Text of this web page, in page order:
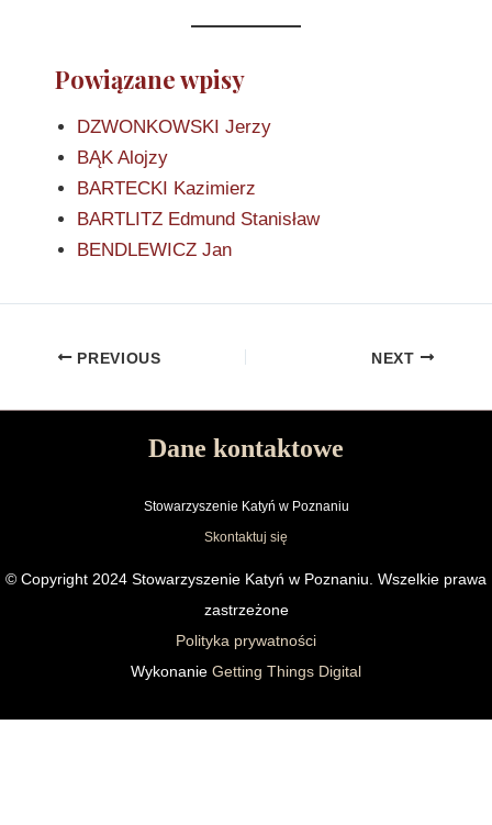
Powiązane wpisy
DZWONKOWSKI Jerzy
BĄK Alojzy
BARTECKI Kazimierz
BARTLITZ Edmund Stanisław
BENDLEWICZ Jan
PREVIOUS NEXT
Dane kontaktowe
Stowarzyszenie Katyń w Poznaniu
Skontaktuj się
© Copyright 2024 Stowarzyszenie Katyń w Poznaniu. Wszelkie prawa
zastrzeżone
Polityka prywatności
Wykonanie Getting Things Digital